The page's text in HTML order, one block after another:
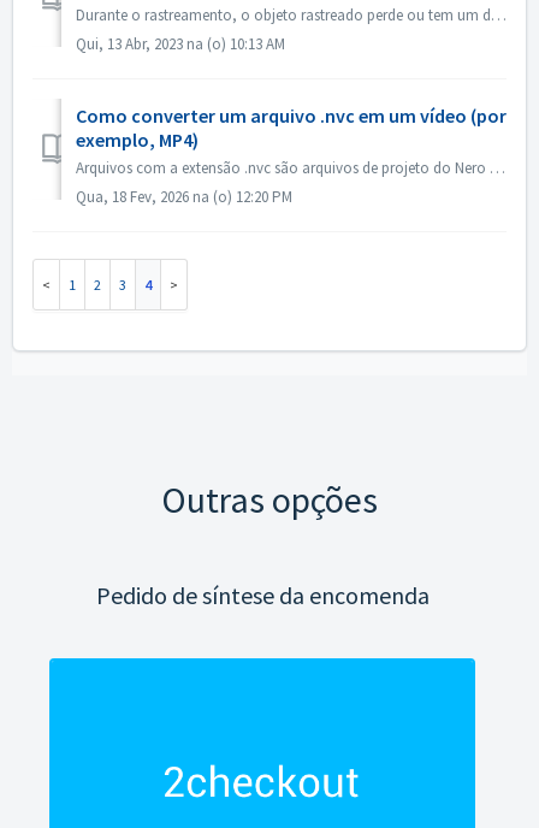
Durante o rastreamento, o objeto rastreado perde ou tem um deslocamento, você pode "parar o rastreamento" imediatamente, clicar em "Zoom in&q...
Qui, 13 Abr, 2023 na (o) 10:13 AM
Como converter um arquivo .nvc em um vídeo (por
exemplo, MP4)
Arquivos com a extensão .nvc são arquivos de projeto do Nero Video, NÃO vídeos finalizados. Eles contêm instruções de edição e links para sua mídia de orige...
Qua, 18 Fev, 2026 na (o) 12:20 PM
1 2 3 4
Outras opções
Pedido de síntese da encomenda